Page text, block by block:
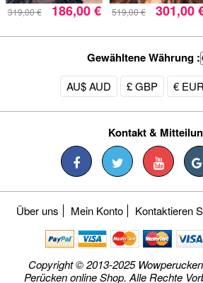
319,00 € 186,00 € 519,00 € 301,00
Gewähltene Währung :
AU$ AUD £ GBP € EUR
Kontakt &
Über uns Mein Konto Kontaktieren
Copyright © 2013-2025
Perücken online Shop. Alle Rechte